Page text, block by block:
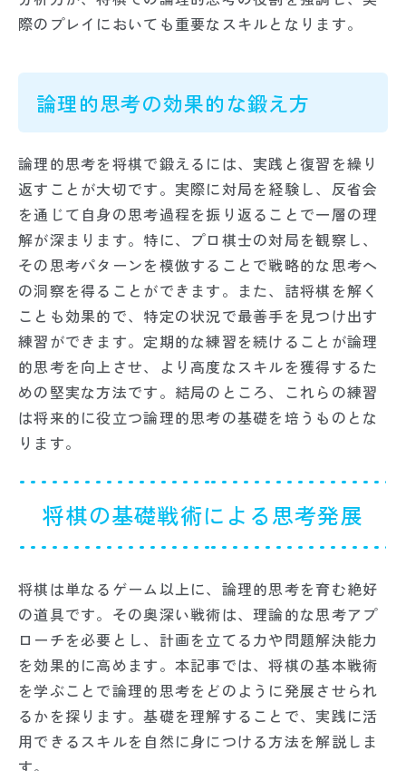
際のプレイにおいても重要なスキルとなります。
論理的思考の効果的な鍛え方
論理的思考を将棋で鍛えるには、実践と復習を繰り
返すことが大切です。実際に対局を経験し、反省会
を通じて自身の思考過程を振り返ることで一層の理
解が深まります。特に、プロ棋士の対局を観察し、
その思考パターンを模倣することで戦略的な思考へ
の洞察を得ることができます。また、詰将棋を解く
ことも効果的で、特定の状況で最善手を見つけ出す
練習ができます。定期的な練習を続けることが論理
的思考を向上させ、より高度なスキルを獲得するた
めの堅実な方法です。結局のところ、これらの練習
は将来的に役立つ論理的思考の基礎を培うものとな
ります。
将棋の基礎戦術による思考発展
将棋は単なるゲーム以上に、論理的思考を育む絶好
の道具です。その奥深い戦術は、理論的な思考アプ
ローチを必要とし、計画を立てる力や問題解決能力
を効果的に高めます。本記事では、将棋の基本戦術
を学ぶことで論理的思考をどのように発展させられ
るかを探ります。基礎を理解することで、実践に活
用できるスキルを自然に身につける方法を解説しま
す。